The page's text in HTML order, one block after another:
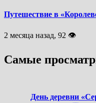
Путешествие в
2 месяца назад, 92 👁
Самые
День деревни